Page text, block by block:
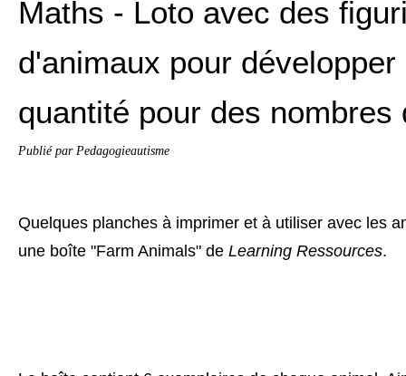
Maths - Loto avec des
d'animaux pour
quantité pour des nombres
Publié par Pedagogieautisme
Quelques planches à imprimer et à utiliser avec les
une boîte "Farm Animals" de Learning Ressources.